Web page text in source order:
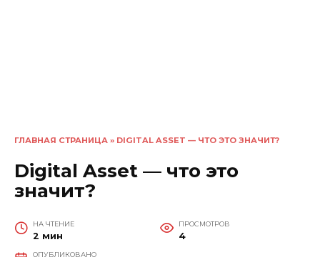
ГЛАВНАЯ СТРАНИЦА » DIGITAL ASSET — ЧТО ЭТО ЗНАЧИТ?
Digital Asset — что это
значит?
НА ЧТЕНИЕ
2 мин
ПРОСМОТРОВ
4
ОПУБЛИКОВАНО